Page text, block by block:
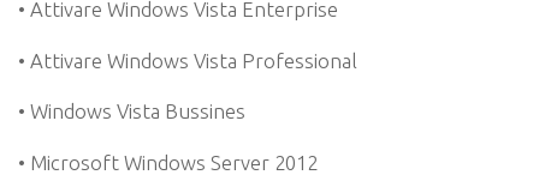
• Attivare Windows Vista Enterprise
• Attivare Windows Vista Professional
• Windows Vista Bussines
• Microsoft Windows Server 2012